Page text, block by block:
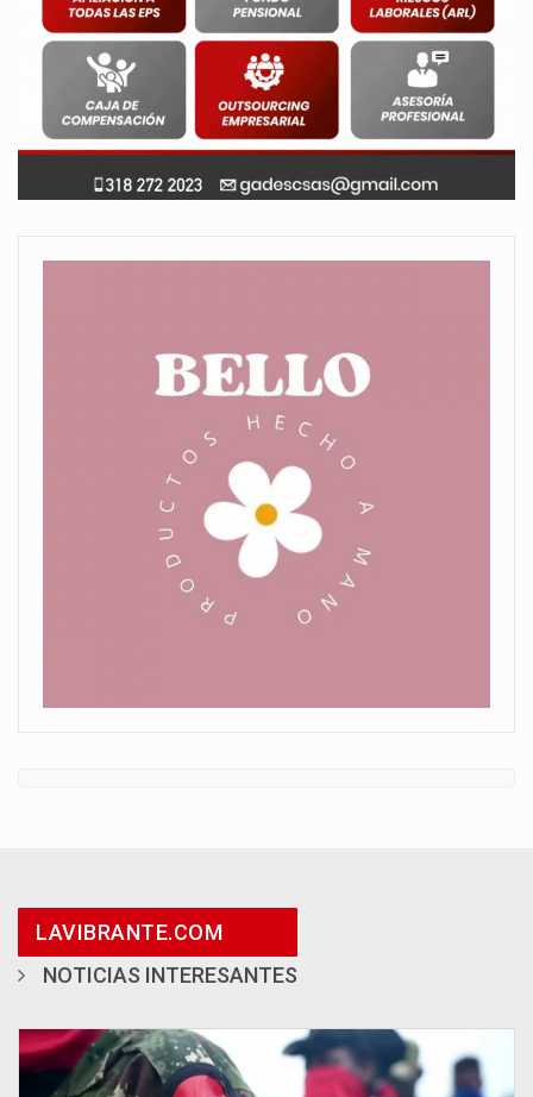
LAVIBRANTE.COM
NOTICIAS INTERESANTES